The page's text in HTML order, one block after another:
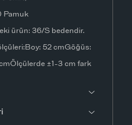
Pamuk
ürün: 36/S bedendir.
52 cmGöğüs:
±1-3 cm fark
ortamında
ayarlarından dolayı